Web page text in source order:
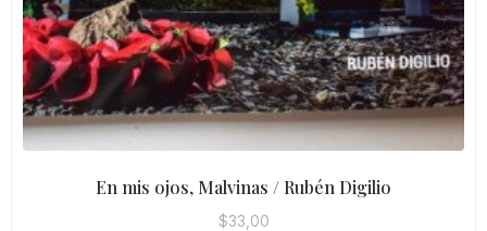
En mis ojos, Malvinas / Rubén Digilio
$33,00